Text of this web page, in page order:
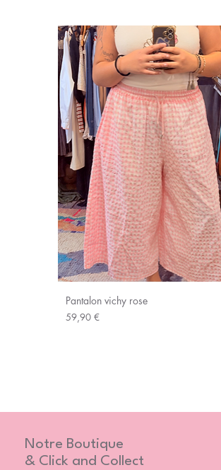
Pantalon vichy rose
Prix
59,90 €
Notre Boutique
& Click and Collect